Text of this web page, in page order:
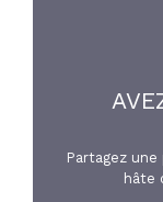
Partagez
hâte